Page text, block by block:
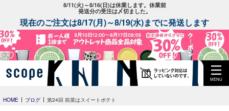
8/11(火)～8/16(日)は休業します。休業前
発送分の受注は〆切ました。
現在のご注文は8/17(月)～8/19(水)までに発送します
MENU
HOME ブログ 第24回 前菜はスイートポテト